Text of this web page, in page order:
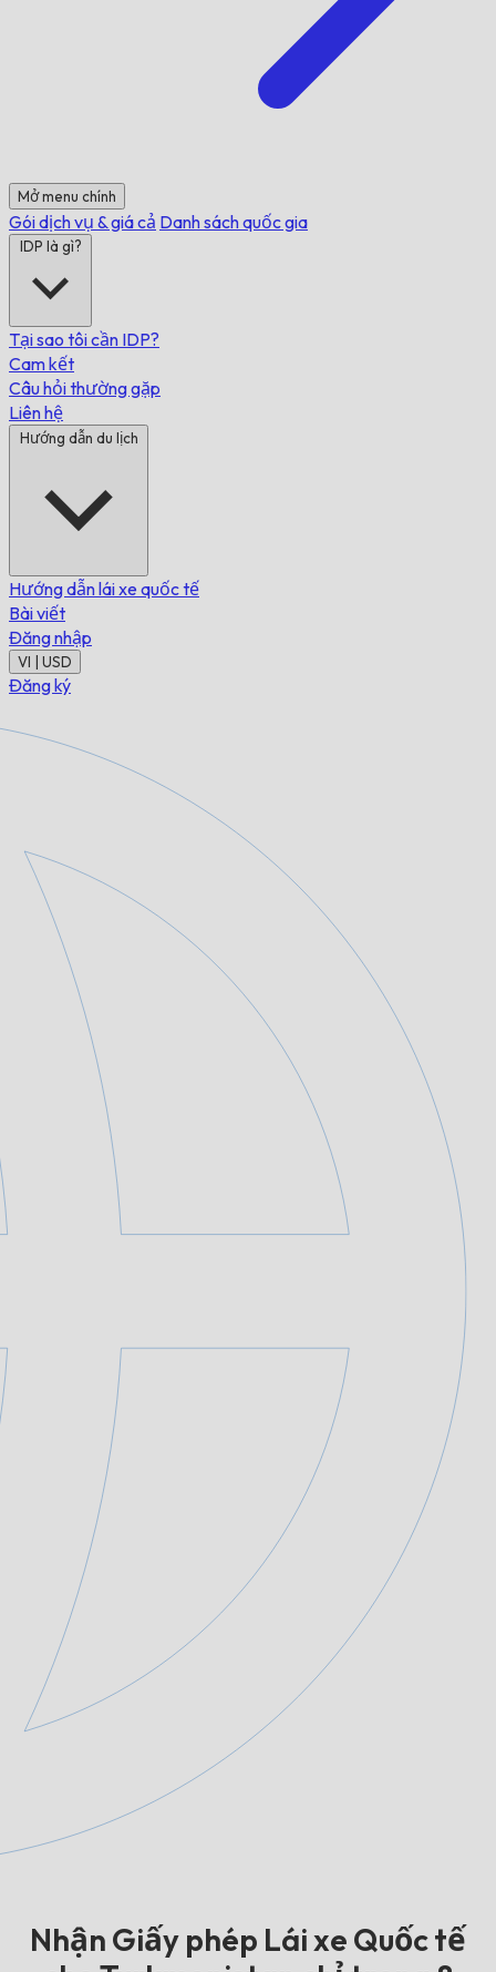
Mở menu chính
Gói dịch vụ & giá cả Danh sách quốc gia
IDP là gì?
Tại sao tôi cần IDP?
Cam kết
Câu hỏi thường gặp
Liên hệ
Hướng dẫn du lịch
Hướng dẫn lái xe quốc tế
Bài viết
Đăng nhập
VI | USD
Đăng ký
Nhận Giấy phép Lái xe Quốc tế